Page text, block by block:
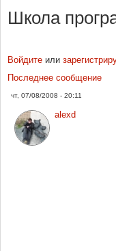
Школа
Войдите или
Последнее сообщение
чт, 07/08/2008 - 20:11
alexd